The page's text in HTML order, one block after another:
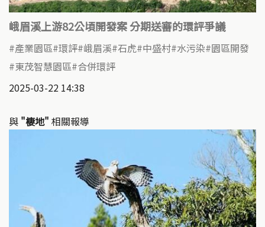
峨眉溪上游82公頃開發案 分期送審的環評爭議
產業園區 環評 峨眉溪 石虎 中盛村 水污染 園區開發
東茂智慧園區 合併環評
2025-03-22 14:38
與 "棲地" 相關報導